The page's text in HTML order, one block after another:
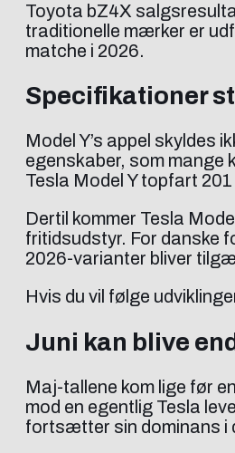
Toyota bZ4X
traditionelle mærker er
matche i 2026.
Specifikationer
Model Y’s appel skyldes
egenskaber, som mange
Tesla Model Y topfart
Dertil kommer Tesla
fritidsudstyr. For danske
2026-varianter bliver
Hvis du vil følge
Juni kan blive
Maj-tallene kom lige før
mod en egentlig Tesla
fortsætter sin dominans i